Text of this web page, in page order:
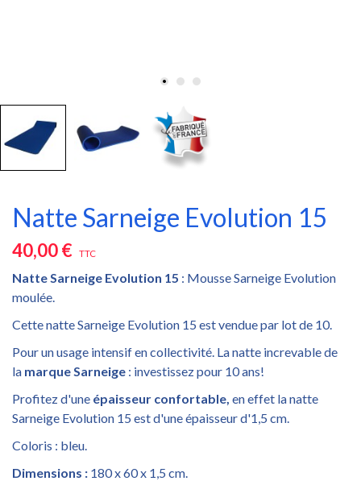
Natte Sarneige Evolution 15
40,00 € TTC
Natte Sarneige Evolution 15 : Mousse Sarneige Evolution
moulée.
Cette natte Sarneige Evolution 15 est vendue par lot de 10.
Pour un usage intensif en collectivité. La natte increvable de
la marque Sarneige : investissez pour 10 ans!
Profitez d'une épaisseur confortable, en effet la natte
Sarneige Evolution 15 est d'une épaisseur d'1,5 cm.
Coloris : bleu.
Dimensions : 180 x 60 x 1,5 cm.